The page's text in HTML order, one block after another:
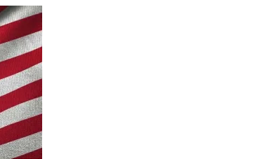
щодо
завершення
війни
в
Україні